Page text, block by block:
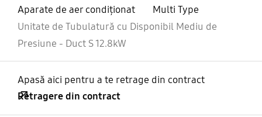
Aparate de aer condiţionat
Multi Type
Unitate de Tubulatură cu Disponibil Mediu de
Presiune - Duct S 12.8kW
Apasă aici pentru a te retrage din contract
Retragere din contract